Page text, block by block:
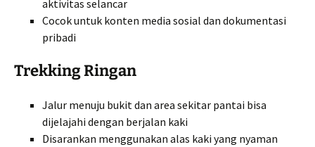
aktivitas selancar
Cocok untuk konten media sosial dan dokumentasi
pribadi
Trekking Ringan
Jalur menuju bukit dan area sekitar pantai bisa
dijelajahi dengan berjalan kaki
Disarankan menggunakan alas kaki yang nyaman